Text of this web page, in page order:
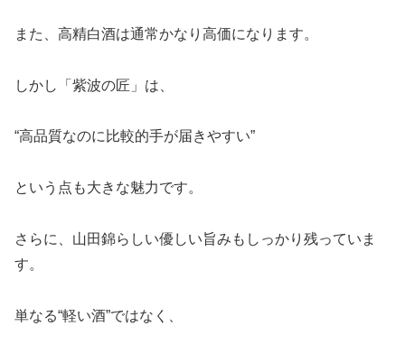
また、高精白酒は通常かなり高価になります。
しかし「紫波の匠」は、
“高品質なのに比較的手が届きやすい”
という点も大きな魅力です。
さらに、山田錦らしい優しい旨みもしっかり残っていま
す。
単なる“軽い酒”ではなく、